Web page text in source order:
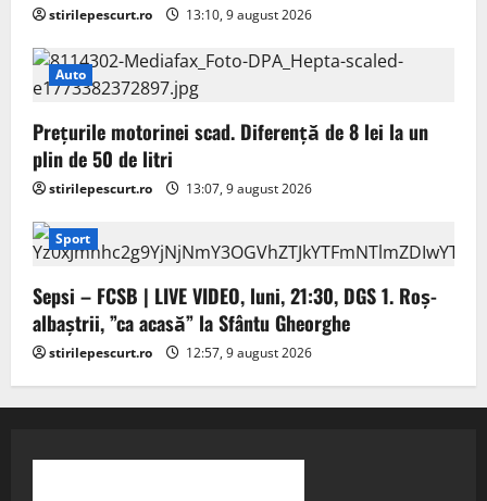
stirilepescurt.ro 13:10, 9 august 2026
Auto
Prețurile motorinei scad. Diferență de 8 lei la un
plin de 50 de litri
stirilepescurt.ro 13:07, 9 august 2026
Sport
Sepsi – FCSB | LIVE VIDEO, luni, 21:30, DGS 1. Roș-
albaștrii, ”ca acasă” la Sfântu Gheorghe
stirilepescurt.ro 12:57, 9 august 2026